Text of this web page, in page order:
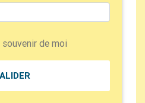
souvenir de moi